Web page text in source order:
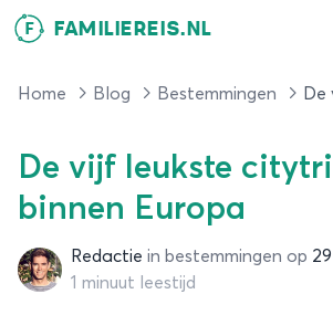
F FAMILIEREIS.NL
Home Blog Bestemmingen
De vijf leukste
binnen Europa
RedactieRedactie in bestemmingen op
1 minuut leestijd